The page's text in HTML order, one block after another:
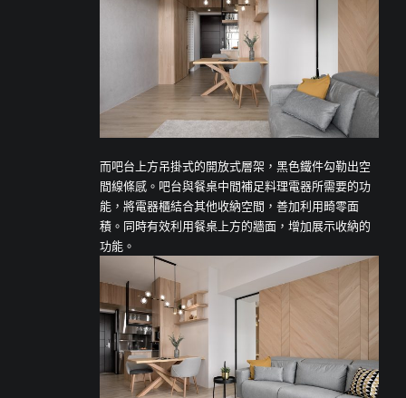
而吧台上方吊掛式的開放式層架，黑色鐵件勾勒出空
間線條感。吧台與餐桌中間補足料理電器所需要的功
能，將電器櫃結合其他收納空間，善加利用畸零面
積。同時有效利用餐桌上方的牆面，增加展示收納的
功能。